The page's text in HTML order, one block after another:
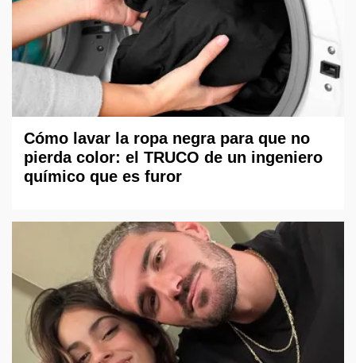
Cómo lavar la ropa negra para que no
pierda color: el TRUCO de un ingeniero
químico que es furor